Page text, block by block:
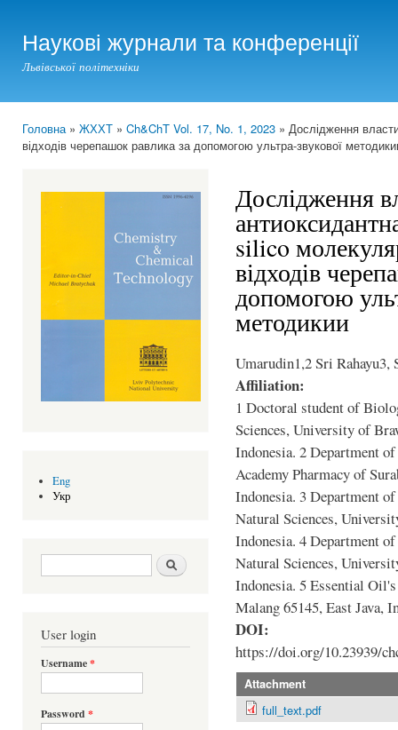
Наукові журнали та конференції
Львівської політехніки
You are here
Головна» ЖХХТ » Ch&ChT Vol. 17, No. 1, 2023 » Дослідження
відходів черепашок равлика за допомогою ультра-звукової
Eng
Укр
Search form Шукати
User login
Username*
Password *
Дослідження
silico
відходів
допомогою
методикии
Umarudin1,2 Sri
Affiliation:
1 Doctoral student of
Sciences, University of
Indonesia. 2 Department
Academy Pharmacy of
Indonesia. 3 Department
Natural Sciences,
Indonesia. 4 Department
Natural Sciences,
Indonesia. 5 Essential
Malang 65145, East Java,
DOI:
https://doi.org/10.23939/
Attachment
full_text.pdf